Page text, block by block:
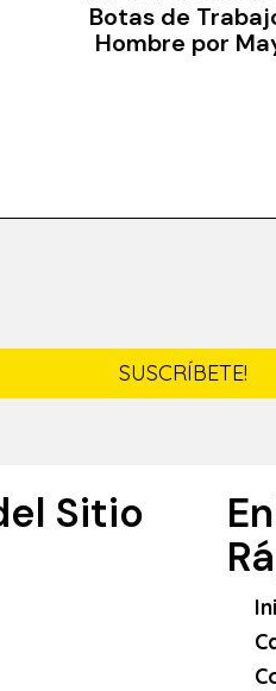
Botas de
Hombre por
SUSCRÍBETE!
Sitio